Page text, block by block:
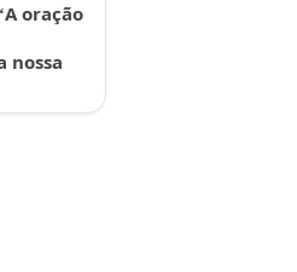
oração
nossa